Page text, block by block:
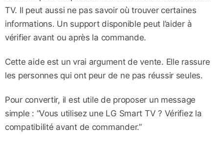
TV. Il peut aussi ne pas savoir où trouver certaines
informations. Un support disponible peut l’aider à
vérifier avant ou après la commande.
Cette aide est un vrai argument de vente. Elle rassure
les personnes qui ont peur de ne pas réussir seules.
Pour convertir, il est utile de proposer un message
simple : “Vous utilisez une LG Smart TV ? Vérifiez la
compatibilité avant de commander.”